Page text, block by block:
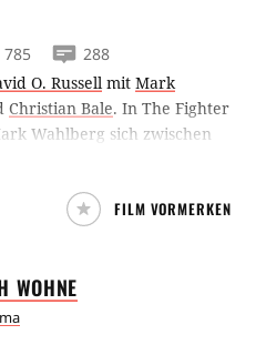
785
288
O. Russell mit Mark
Christian Bale. In The Fighter
Wahlberg sich zwischen
seiner Karriere
FILM VORMERKEN
WOHNE